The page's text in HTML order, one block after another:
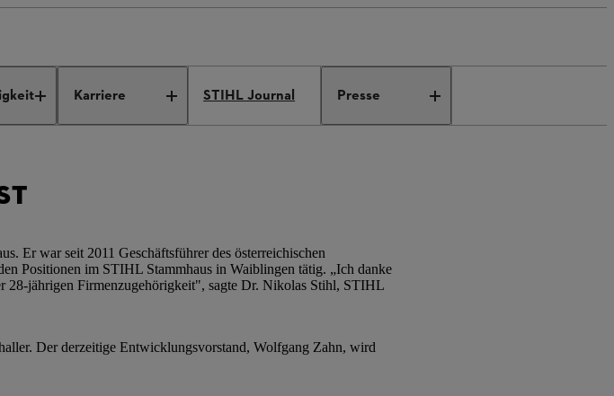
Karriere STIHL Journal Presse
Er war seit 2011 Geschäftsführer des österreichischen
Positionen im STIHL Stammhaus in Waiblingen tätig. „Ich danke
28-jährigen Firmenzugehörigkeit", sagte Dr. Nikolas Stihl, STIHL
Der derzeitige Entwicklungsvorstand, Wolfgang Zahn, wird